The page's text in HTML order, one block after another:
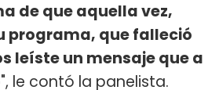
de que aquella vez,
programa, que falleció
leíste un mensaje que a
", le contó la panelista.